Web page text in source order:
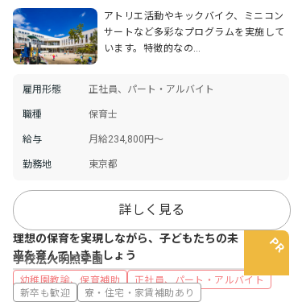
アトリエ活動やキックバイク、ミニコン
サートなど多彩なプログラムを実施して
います。特徴的なの…
雇用形態 正社員、パート・アルバイト
職種 保育士
給与 月給234,800円～
勤務地 東京都
詳しく見る
学校法人明照学園
幼稚園教諭、保育補助 正社員、パート・アルバイト
理想の保育を実現しながら、子どもたちの未
来を育んでいきましょう
新卒も歓迎
寮・住宅・家賃補助あり